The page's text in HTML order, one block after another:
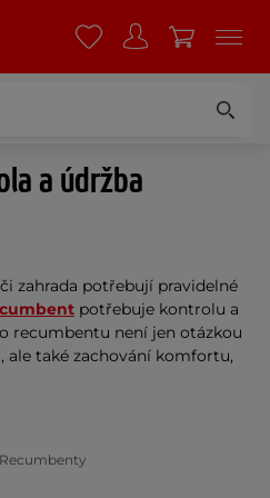
a údržba
zahrada potřebují pravidelné
potřebuje kontrolu a
recumbentu není jen otázkou
také zachování komfortu,
Recumbenty